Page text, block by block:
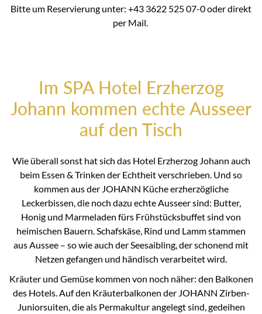
Bitte um Reservierung unter: +43 3622 525 07-0 oder direkt
per Mail.
Im SPA Hotel Erzherzog
Johann kommen echte Ausseer
auf den Tisch
Wie überall sonst hat sich das Hotel Erzherzog Johann auch
beim Essen & Trinken der Echtheit verschrieben. Und so
kommen aus der JOHANN Küche erzherzögliche
Leckerbissen, die noch dazu echte Ausseer sind: Butter,
Honig und Marmeladen fürs Frühstücksbuffet sind von
heimischen Bauern. Schafskäse, Rind und Lamm stammen
aus Aussee – so wie auch der Seesaibling, der schonend mit
Netzen gefangen und händisch verarbeitet wird.
Kräuter und Gemüse kommen von noch näher: den Balkonen
des Hotels. Auf den Kräuterbalkonen der JOHANN Zirben-
Juniorsuiten, die als Permakultur angelegt sind, gedeihen